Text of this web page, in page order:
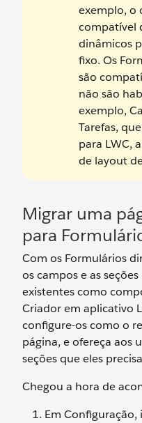
exemplo, o
compatível
dinâmicos
fixo. Os
são
não são
exemplo,
Tarefas,
para LWC,
de layout
Migrar uma
para
Com os Formulários
os campos e as
existentes como
Criador em aplicativo
configure-os como o
página, e ofereça aos
seções que eles
Chegou a hora de
Em Configuração,